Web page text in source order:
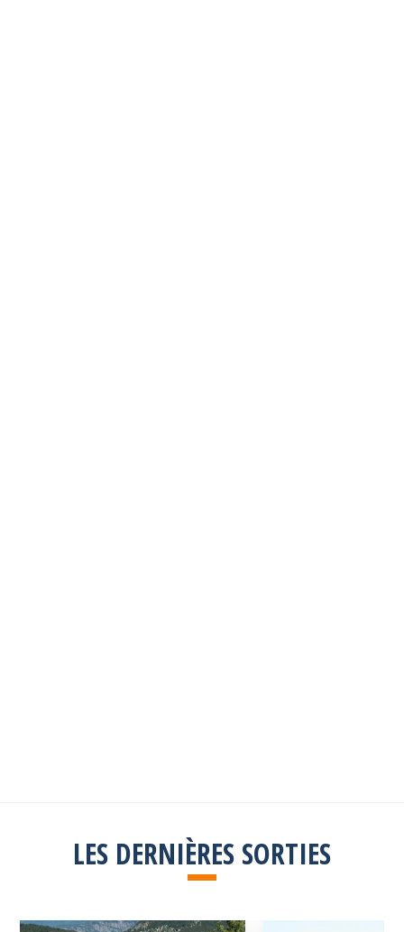
LES DERNIÈRES SORTIES